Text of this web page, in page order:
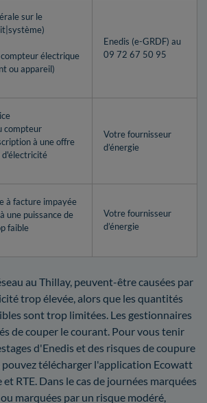
sur le
électrique
ou appareil)
Enedis (e-GRDF) au
09 72 67 50 95
compteur
à une offre
Votre fournisseur
d’énergie
à facture impayée
une puissance de
faible
Votre fournisseur
d’énergie
au Thillay, peuvent-être causées par
trop élevée, alors que les quantités
sont trop limitées. Les gestionnaires
de couper le courant. Pour vous tenir
d'Enedis et des risques de coupure
pouvez télécharger l'application Ecowatt
RTE. Dans le cas de journées marquées
marquées par un risque modéré,